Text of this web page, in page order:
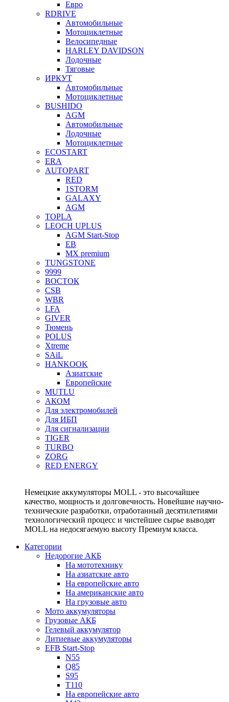
Евро
RDRIVE
Автомобильные
Мотоциклетные
Велосипедные
HARLEY DAVIDSON
Лодочные
Тяговые
ИРКУТ
Автомобильные
Мотоциклетные
BUSHIDO
AGM
Автомобильные
Лодочные
Мотоциклетные
ECOSTART
ERA
AUTOPART
RED
1STORM
GALAXY
AGM
TOPLA
LEOCH UPLUS
AGM Start-Stop
EB
MX premium
TUNGSTONE
9999
ВОСТОК
CSB
WBR
LFA
GIVER
Тюмень
POLUS
Xtreme
SAiL
HANKOOK
Азиатские
Европейские
MUTLU
АКОМ
Для электромобилей
Для ИБП
Для сигнализации
TIGER
TURBO
ZORG
RED ENERGY
Немецкие аккумуляторы MOLL - это высочайшее
качество, мощность и долговечность. Новейшие научно-
технические разработки, отработанный десятилетиями
технологический процесс и чистейшее сырье выводят
MOLL на недосягаемую высоту Премиум класса.
Категории
Недорогие АКБ
На мототехнику
На азиатские авто
На европейские авто
На американские авто
На грузовые авто
Мото аккумуляторы
Грузовые АКБ
Гелевый аккумулятор
Литиевые аккумуляторы
EFB Start-Stop
N55
Q85
S95
T110
На европейские авто